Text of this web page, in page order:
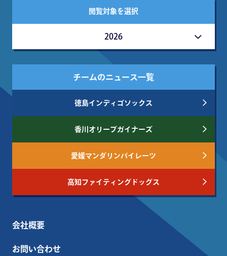
閲覧対象を選択
2026
チームのニュース一覧
徳島インディゴソックス
香川オリーブガイナーズ
愛媛マンダリンパイレーツ
高知ファイティングドッグス
会社概要
お問い合わせ